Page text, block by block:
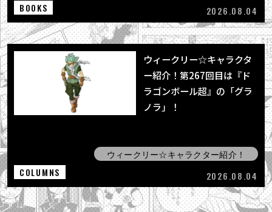
BOOKS
2026.08.04
ウィークリー☆キャラクタ
ー紹介！第267回目は『ド
ラゴンボール超』の「グラ
ノラ」！
ウィークリー☆キャラクター紹介！
COLUMNS
2026.08.04